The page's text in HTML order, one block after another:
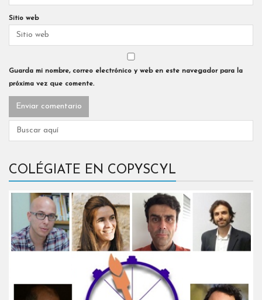
Sitio web
Guarda mi nombre, correo electrónico y web en este navegador para la
próxima vez que comente.
COLÉGIATE EN COPYSCYL